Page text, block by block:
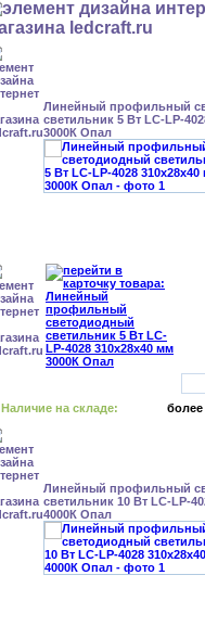
Линейный профильный
светильник 5 Вт LC-LP-
3000К Опал
Наличие на складе: более
Линейный профильный
светильник 10 Вт LC-LP-
4000К Опал